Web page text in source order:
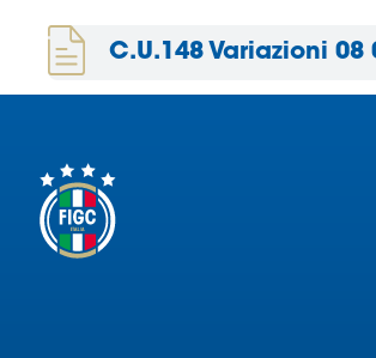
partner
delle
nazionali
C.U.148 Variazioni 08